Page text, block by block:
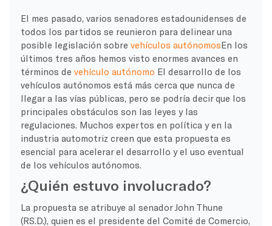
El mes pasado, varios senadores estadounidenses de
todos los partidos se reunieron para delinear una
posible legislación sobre vehículos autónomosEn los
últimos tres años hemos visto enormes avances en
términos de vehículo autónomo El desarrollo de los
vehículos autónomos está más cerca que nunca de
llegar a las vías públicas, pero se podría decir que los
principales obstáculos son las leyes y las
regulaciones. Muchos expertos en política y en la
industria automotriz creen que esta propuesta es
esencial para acelerar el desarrollo y el uso eventual
de los vehículos autónomos.
¿Quién estuvo involucrado?
La propuesta se atribuye al senador John Thune
(RS.D.), quien es el presidente del Comité de Comercio,